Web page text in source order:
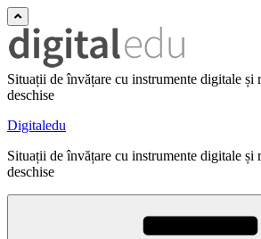
Situații de învățare cu instrumente digitale și
deschise
Digitaledu
Situații de învățare cu instrumente digitale și
deschise